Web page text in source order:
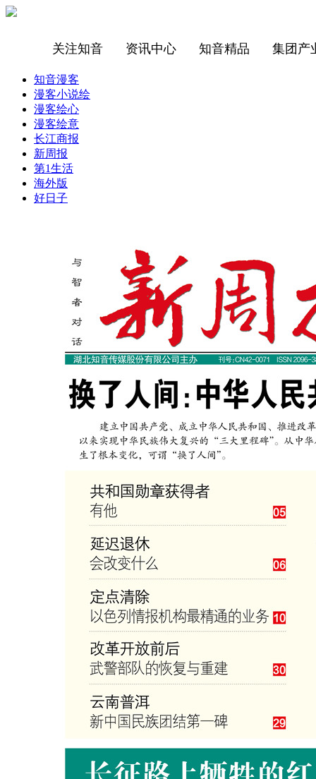
关注知音 资讯中心 知音精品 集团产
知音漫客
漫客小说绘
漫客绘心
漫客绘意
长江商报
新周报
第1生活
海外版
好日子